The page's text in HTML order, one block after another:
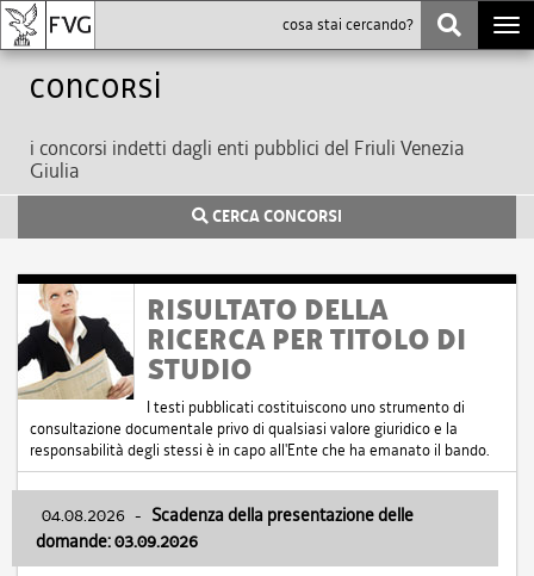
Concorsi
i concorsi indetti dagli enti pubblici del Friuli Venezia
Giulia
CERCA CONCORSI
RISULTATO DELLA
RICERCA PER TITOLO DI
STUDIO
I testi pubblicati costituiscono uno strumento di
consultazione documentale privo di qualsiasi valore giuridico e la
responsabilità degli stessi è in capo all'Ente che ha emanato il bando.
04.08.2026 - Scadenza della presentazione delle
domande: 03.09.2026